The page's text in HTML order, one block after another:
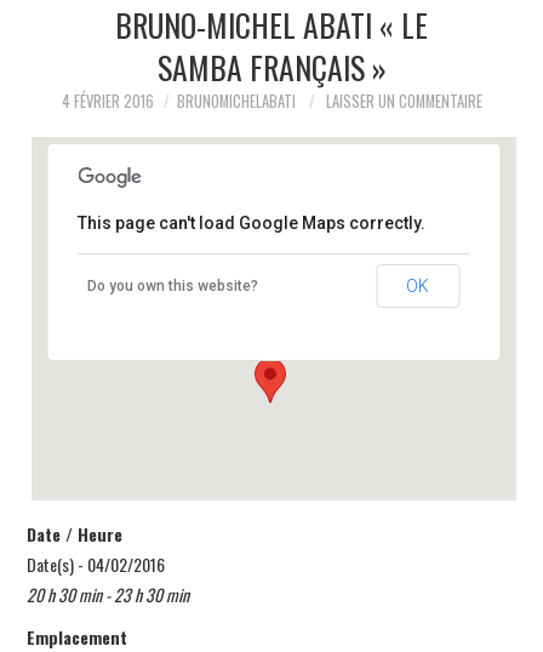
MUSIQUES À L’IMAGE
GALERIE
BLOG
BIOGRAPHIE
CONTACT
BOUTIQUE
BRUNO-MICHEL ABATI « LE
SAMBA FRANÇAIS »
4 FÉVRIER 2016 BRUNOMICHELABATI LAISSER UN COMMENTAIRE
LE BATELEUR
IFAS Simon Rousseau 1, Avenue Simon
This page can't load Google Maps correctly.
Do you own this website? OK
Date / Heure
Date(s) - 04/02/2016
20 h 30 min - 23 h 30 min
Emplacement